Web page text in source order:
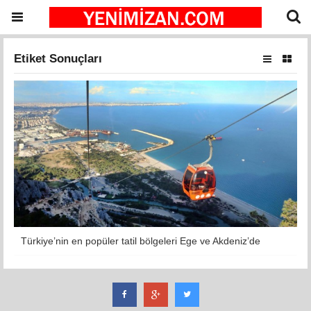
Etiket Sonuçları
Türkiye’nin en popüler tatil bölgeleri Ege ve Akdeniz’de